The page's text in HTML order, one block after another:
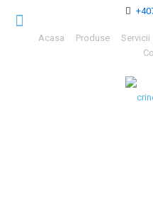
Acasa Produse Servicii